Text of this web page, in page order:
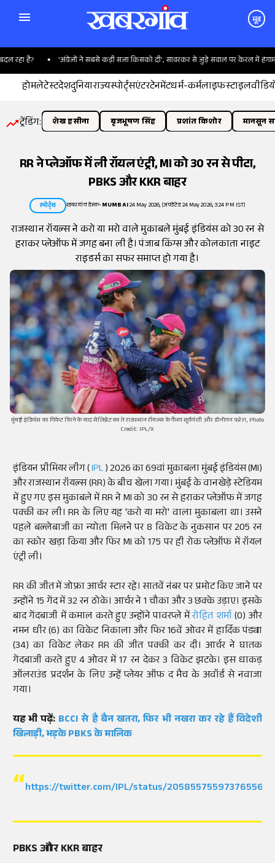
मूड
है? 'अंग्रेजों ने सबसे कड़ी सजा किसको दी', सावरकर से जुड़े सवाल पर केरल में हंगामा
होमलेटेस्टदेशदुनियाराज्यस्पोर्ट्सएंटरटेनमेंटधर्म-कर्मलाइफस्टाइल
ट्रेंडिंग: शेख हसीना बृजभूषण सिंह प्रशांत किशोर मानसून
RR ने प्लेऑफ में ली रॉयल एंट्री, MI को 30 रन से पीटा,
PBKS और KKR बाहर
स्पोर्ट्स खबरगांव डेस्क•MUMBAI24 May 2026, (अपडेटेड 24 May 2026, 3:24 PM IST)
राजस्थान रॉयल्स ने करो या मरो वाले मुकाबले मुंबई इंडियंस को 30 रन से
हराकर प्लेऑफ में जगह बना ली है। पंजाब किंग्स और कोलकाता नाइट
राइडर्स का सफर समाप्त हो गया है।
मुंबई इंडियंस का विकेट गिरने के बाद सेलिब्रेट करते राजस्थान रॉयल्स के वैभव सूर्यवंशी और डोनोवन फरेरा, Photo
Credit: IPL/X
इंडियन प्रीमियर लीग (IPL) 2026 का 69वां मुकाबला मुंबई इंडियंस (MI)
और राजस्थान रॉयल्स (RR) के बीच खेला गया। मुंबई के वानखेड़े स्टेडियम
में हुए गए इस मुकाबले में RR ने MI को 30 रन से हराकर प्लेऑफ में जगह
पक्की कर ली। RR के लिए यह 'करो या मरो' वाला मुकाबला था। उसने
पहले बल्लेबाजी का न्योता मिलने पर 8 विकेट के नुकसान पर 205 रन
का स्कोर खड़ा किया और फिर MI को 175 पर ही रोक प्लेऑफ में रॉयल
एंट्री ली।
RR की जीत में जोफ्रा आर्चर स्टार रहे। सातवें नंबर पर प्रमोट किए जाने पर
उन्होंने 15 गेंद में 32 रन ठोके। आर्चर ने 1 चौका और 3 छक्के उड़ाए। इसके
बाद गेंदबाजी में कमाल करते हुए उन्होंने पावरप्ले मेंरोहित शर्मा(0) और
नमन धीर (6) का विकेट निकाला और फिर 16वें ओवर में हार्दिक पंड्या
(34) का विकेट लेकर RR की जीत पक्की कर दी। आर्चर ने घातक
गेंदबाजी करते हुए 4 ओवर में 17 रन देकर 3 विकेट झटके। इस धाकड़
ऑलराउंड प्रदर्शन के लिए उन्हें प्लेयर ऑफ द मैच के अवॉर्ड से नवाजा
गया।
यह भी पढ़ें: BCCI से है बैन खतरा, फिर भी नखरा कर रहे हैं विदेशी
खिलाड़ी, भड़के PBKS के मालिक
https://twitter.com/IPL/status/2058557559737655652
PBKS और KKR बाहर